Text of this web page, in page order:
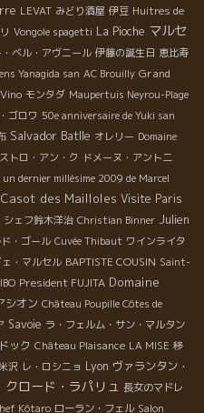
LEVAT みどり酒屋 伊豆 Huitres de
Vongole spagetti La Pioche マルセ
ベル・アヴニール 伊藤の誕生日 恵比寿
Yanagida san AC Brouilly Grand
モンタダ Maupertuis Neyrou-Plage
ゴロワ 50e anniversaire de Yuki san
Salvador Batlle オレリー Domaine
トロ・アン・ク ドメーヌ・アント二
un dernier millésime 2009 de Marcel
des Mailloles Visite Paris
シェフ鈴木洋治 Christian Binner Julien
・ゴール Cuvée Thibaut ワインライタ
・マルセル BAPTISTE COUSIN Saint-
President FUJITA Domaine
シオン Château Poupille Côtes de
Savoie ラ・フェルム・サン・マルタン
ック Château Plaisance LA MISE 移
沢 レ・ロシニョ Lyon ヴァランタン・
クロード・ラパリュ 長女のマドレ
Kôtaro ローラン・フェル Salon